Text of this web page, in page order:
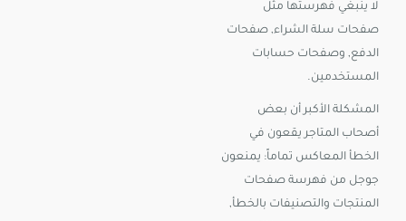
لا ينبغي فهرستها مثل
صفحات سلة الشراء, صفحات
الدفع, وصفحات حسابات
المستخدمين.
المشكلة الأكبر أن بعض
أصحاب المتاجر يقعون في
الخطأ المعاكس تماماً: يمنعون
جوجل من فهرسة صفحات
المنتجات والتصنيفات بالخطأ,